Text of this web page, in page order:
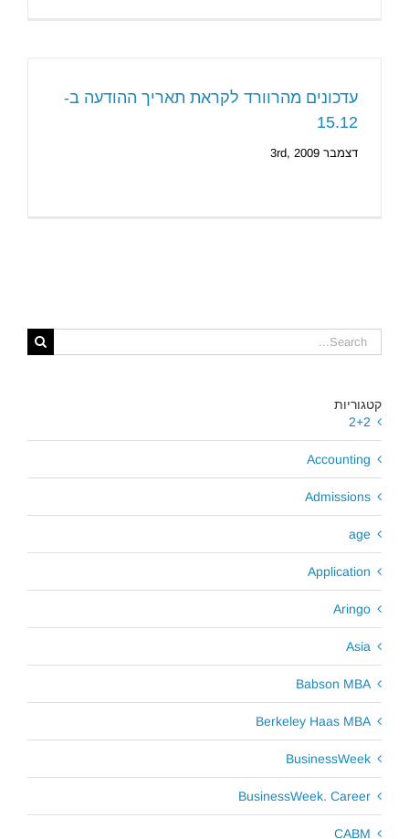
עדכונים מהרוורד לקראת תאריך ההודעה ב-
15.12
דצמבר 3rd, 2009
Search
for:
קטגוריות
2+2
Accounting
Admissions
age
Application
Aringo
Asia
Babson MBA
Berkeley Haas MBA
BusinessWeek
BusinessWeek. Career
CABM